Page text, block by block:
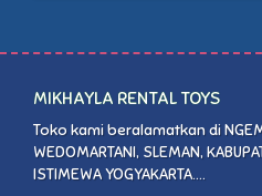
MIKHAYLA RENTAL TOYS
Toko kami beralamatkan di
WEDOMARTANI, SLEMAN,
ISTIMEWA YOGYAKARTA....